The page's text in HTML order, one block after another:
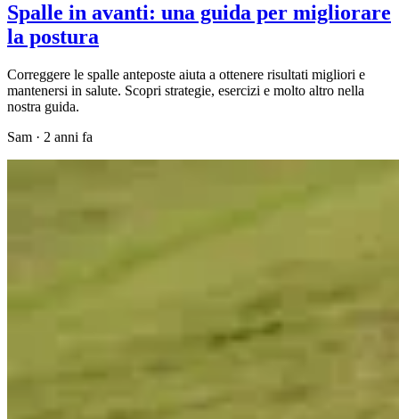
Spalle in avanti: una guida per migliorare
la postura
Correggere le spalle anteposte aiuta a ottenere risultati migliori e
mantenersi in salute. Scopri strategie, esercizi e molto altro nella
nostra guida.
Sam · 2 anni fa